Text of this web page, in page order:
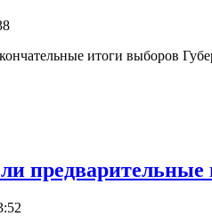
итоги выборов
предварительные